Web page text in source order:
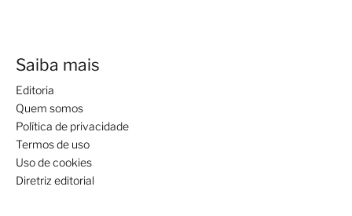
Saiba mais
Editoria
Quem somos
Política de privacidade
Termos de uso
Uso de cookies
Diretriz editorial